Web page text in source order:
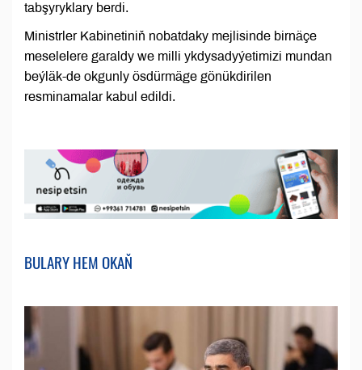
tabşyryklary berdi.
Ministrler Kabinetiniň nobatdaky mejlisinde birnäçe
meselelere garaldy we milli ykdysadyýetimizi mundan
beýläk-de okgunly ösdürmäge gönükdirilen
resminamalar kabul edildi.
BULARY HEM OKAŇ